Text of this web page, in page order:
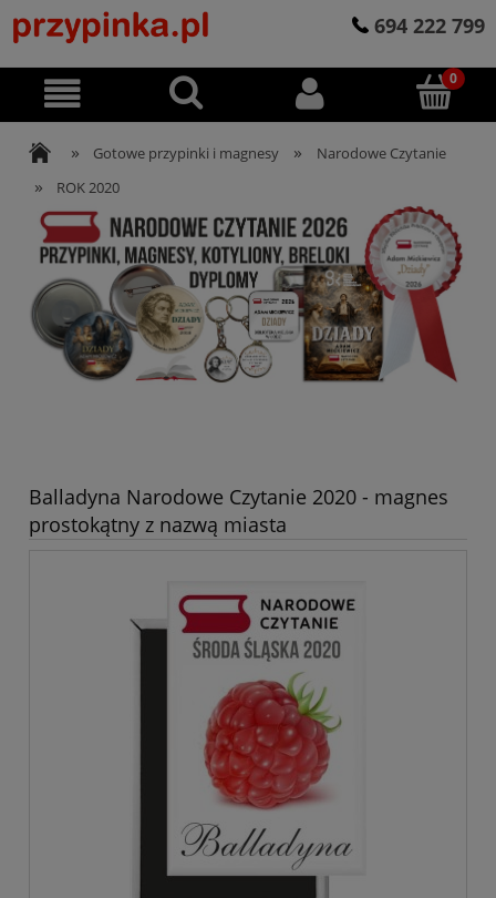
694 222 799
» Gotowe przypinki i magnesy » Narodowe Czytanie
» ROK 2020
Balladyna Narodowe Czytanie 2020 - magnes
prostokątny z nazwą miasta